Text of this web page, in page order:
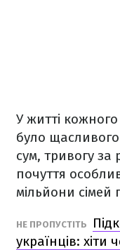
У житті кожного
було щасливого
сум, тривогу за
почуття
мільйони сімей
НЕ ПРОПУСТІТЬ
українців: хіти